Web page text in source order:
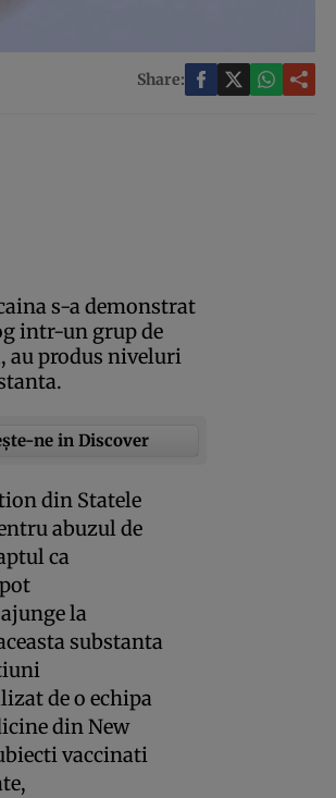
Share:
s-a demonstrat
intr-un grup de
au produs niveluri
ne in Discover
din Statele
abuzul de
ca
la
substanta
de o echipa
din New
vaccinati